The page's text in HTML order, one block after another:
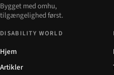
Bygget med omhu,
tilgængelighed først.
DISABILITY WORLD
Hjem
Artikler